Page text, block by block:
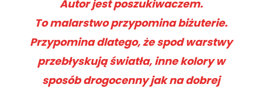
Autor jest poszukiwaczem.
To malarstwo przypomina biżuterie.
Przypomina dlatego, że spod warstwy
przebłyskują światła, inne kolory w
sposób drogocenny jak na dobrej